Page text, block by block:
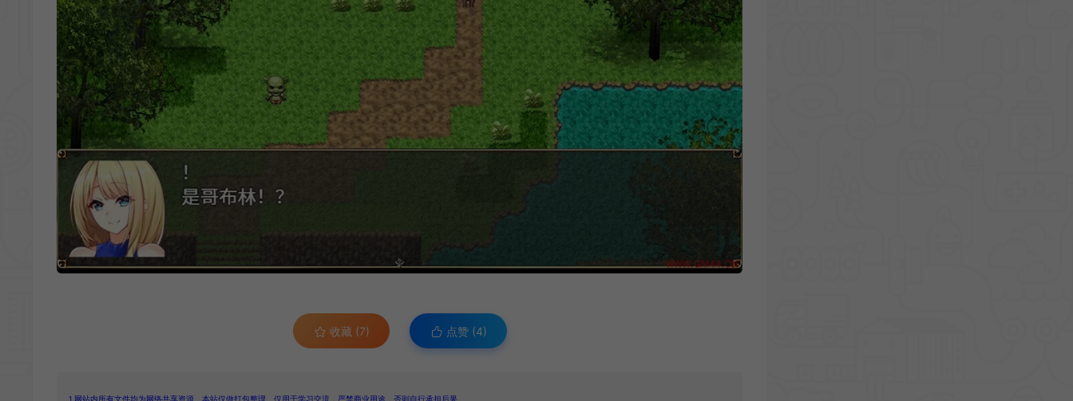
收藏 (7) 点赞 (4)
1.网站内所有文件均为网络共享资源，本站仅做打包整理。仅用于学习交流，严禁商业用途，否则自行承担后果。